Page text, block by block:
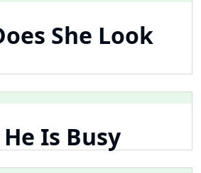
She Look
Is Busy